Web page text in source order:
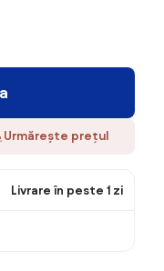
Urmărește prețul
Livrare în peste 1 zi